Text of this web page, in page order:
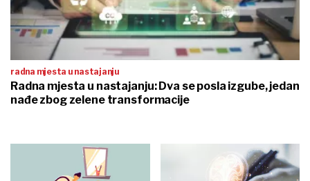
radna mjesta u nastajanju
Radna mjesta u nastajanju: Dva se posla izgube, jedan
nađe zbog zelene transformacije